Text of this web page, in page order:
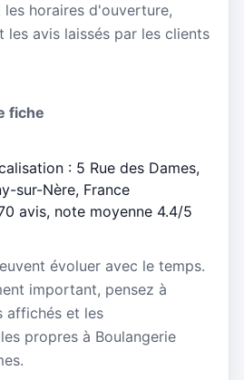
horaires d'ouverture,
les avis laissés par les clients
fiche
: 5 Rue des Dames,
sur-Nère, France
avis, note moyenne 4.4/5
évoluer avec le temps.
important, pensez à
affichés et les
propres à Boulangerie